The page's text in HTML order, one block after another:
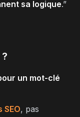
sa logique.”
un mot-clé
, pas